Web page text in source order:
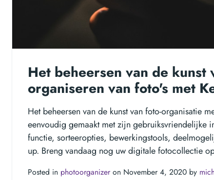
Het beheersen van de kunst
organiseren van foto's met
Het beheersen van de kunst van foto-organisatie
eenvoudig gemaakt met zijn gebruiksvriendelijke
functie, sorteeropties, bewerkingstools,
up. Breng vandaag nog uw digitale fotocollectie
Posted in photoorganizer on November 4, 2020 by